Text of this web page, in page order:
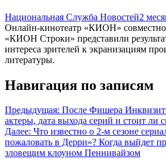
Национальная Служба Новостей2
Онлайн‑кинотеатр «КИОН»
«КИОН Строки» представили
интереса зрителей к экранизациям
литературы.
Навигация по записям
Предыдущая: После Фишера
актеры, дата выхода серий и стоит ли
Далее: Что известно о 2-м сезоне
пожаловать в Дерри»? Когда выйдет
зловещим клоуном Пеннивайзом